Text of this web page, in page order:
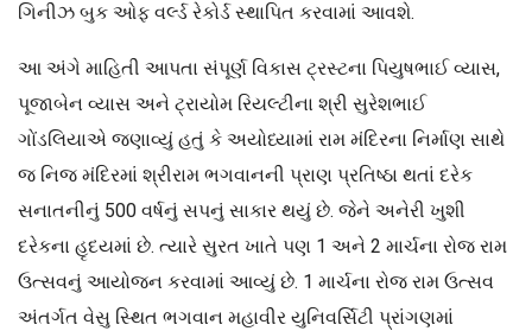
ગિનીઝ બુક ઓફ વર્લ્ડ રેકોર્ડ સ્થાપિત કરવામાં આવશે.
આ અંગે માહિતી આપતા સંપૂર્ણ વિકાસ ટ્રસ્ટના પિયુષભાઈ વ્યાસ,
પૂજાબેન વ્યાસ અને ટ્રાયોમ રિયલ્ટીના શ્રી સુરેશભાઈ
ગોંડલિયાએ જણાવ્યું હતું કે અયોધ્યામાં રામ મંદિરના નિર્માણ સાથે
જ નિજ મંદિરમાં શ્રીરામ ભગવાનની પ્રાણ પ્રતિષ્ઠા થતાં દરેક
સનાતનીનું 500 વર્ષનું સપનું સાકાર થયું છે. જેને અનેરી ખુશી
દરેકના હૃદયમાં છે. ત્યારે સુરત ખાતે પણ 1 અને 2 માર્ચના રોજ રામ
ઉત્સવનું આયોજન કરવામાં આવ્યું છે. 1 માર્ચના રોજ રામ ઉત્સવ
અંતર્ગત વેસુ સ્થિત ભગવાન મહાવીર યુનિવર્સિટી પ્રાંગણમાં